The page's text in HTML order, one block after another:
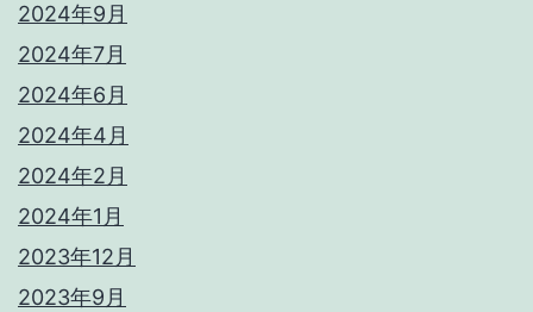
2024年9月
2024年7月
2024年6月
2024年4月
2024年2月
2024年1月
2023年12月
2023年9月